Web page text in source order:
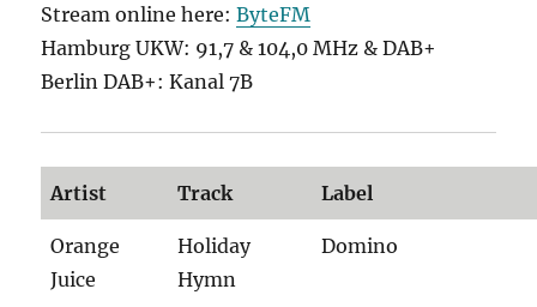
Stream online here:ByteFM
Hamburg UKW: 91,7 & 104,0 MHz & DAB+
Berlin DAB+: Kanal 7B
Artist Track Label
Orange
Juice
Holiday
Hymn
Domino